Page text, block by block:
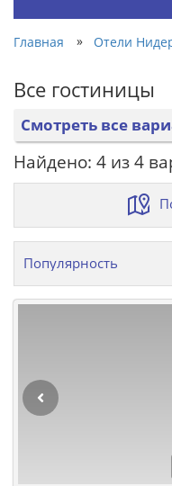
Главная » Отели
Все гостиницы
Смотреть все
Найдено: 4 из 4